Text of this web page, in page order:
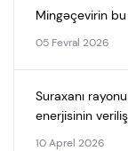
Mingəçevirin
05 Fevral 2026
Suraxanı
enerjisinin
10 Aprel 2026